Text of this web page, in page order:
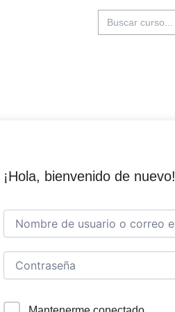
Buscar:
¡Hola, bienvenido de nuevo!